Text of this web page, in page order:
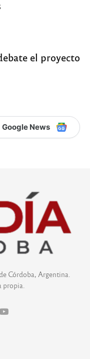
el proyecto
Google News
Córdoba, Argentina.
propia.